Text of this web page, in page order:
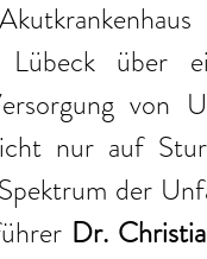
Lübeck über
von
nur auf
der
Dr.